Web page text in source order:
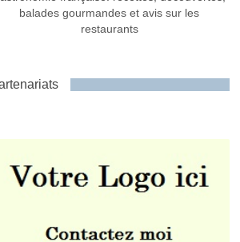
*
balades gourmandes et avis sur les
restaurants